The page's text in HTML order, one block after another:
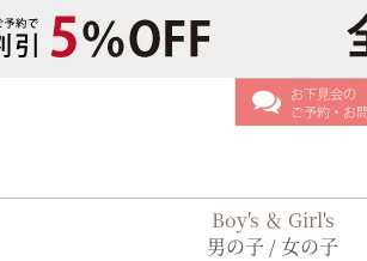
Boy's ＆ Girl's
男の子 / 女の子